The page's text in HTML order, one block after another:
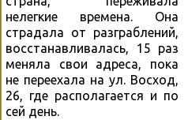
нелегкие времена. Она
страдала от разграблений,
восстанавливалась, 15 раз
меняла свои адреса, пока
не переехала на ул. Восход,
26, где располагается и по
сей день.